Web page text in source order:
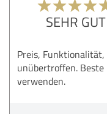
SEHR GUT
Preis, Funktionalität,
unübertroffen. Beste
verwenden.